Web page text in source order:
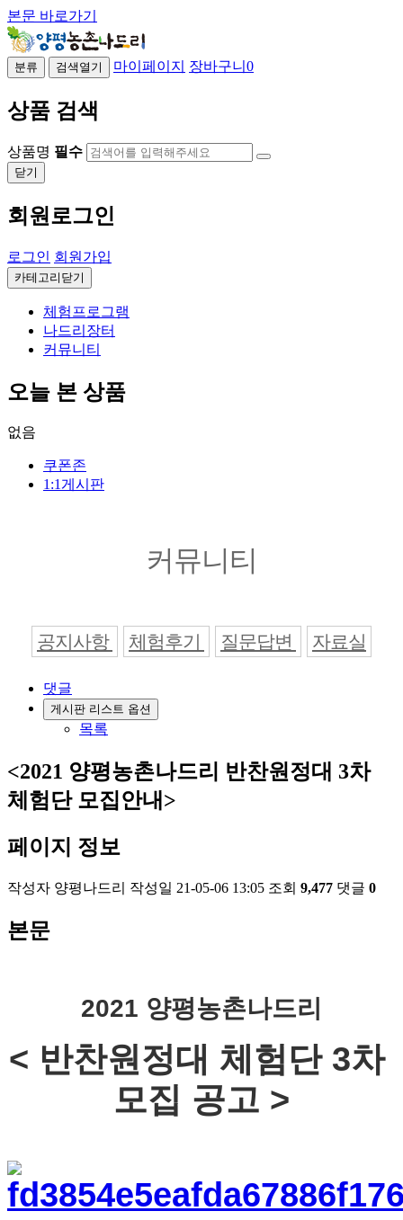
본문 바로가기
분류 검색열기 마이페이지 장바구니 0
상품 검색
상품명 필수
닫기
회원로그인
로그인 회원가입
카테고리닫기
체험프로그램
나드리장터
커뮤니티
오늘 본 상품
없음
쿠폰존
1:1게시판
커뮤니티
공지사항 체험후기 질문답변 자료실
댓글
게시판 리스트 옵션
목록
<2021 양평농촌나드리 반찬원정대 3차
체험단 모집안내>
페이지 정보
작성자 양평나드리 작성일 21-05-06 13:05 조회 9,477 댓글 0
본문
2021 양평농촌나드리
< 반찬원정대 체험단 3차
모집 공고 >